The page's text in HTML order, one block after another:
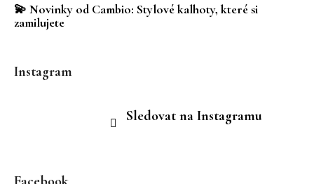
💫 Novinky od Cambio: Stylové kalhoty, které si
zamilujete
Instagram
Sledovat na Instagramu